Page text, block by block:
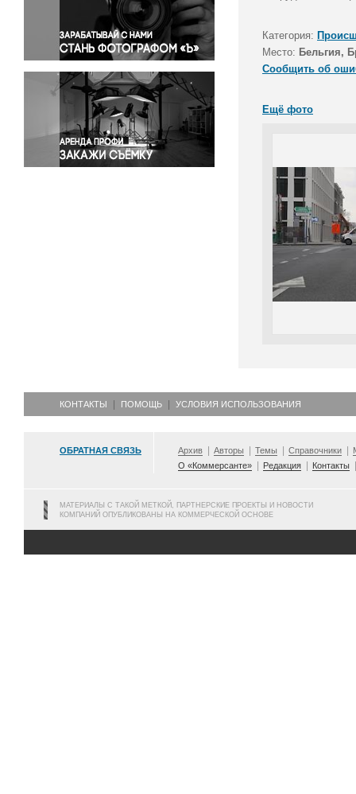
Правосудие
Происшествия и конфликты
Религия
Светская жизнь
Спорт
Экология
Экономика и бизнес
Категория:
Место: Бельгия,
Сообщить об
Ещё фото
КОНТАКТЫ ПОМОЩЬ УСЛОВИЯ ИСПОЛЬЗОВАНИЯ
ОБРАТНАЯ СВЯЗЬ Архив Авторы Темы Справочники
О «Коммерсанте»
Редакция Контакты
МАТЕРИАЛЫ С ТАКОЙ МЕТКОЙ, ПАРТНЕРСКИЕ ПРОЕКТЫ И НОВОСТИ
КОМПАНИЙ ОПУБЛИКОВАНЫ НА КОММЕРЧЕСКОЙ ОСНОВЕ